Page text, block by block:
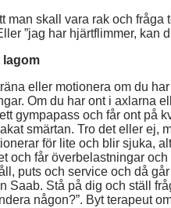
man skall vara rak och fråga
”jag har hjärtflimmer, kan
lagom
eller motionera om du
Om du har ont i axlarna
gympapass och får ont på
smärtan. Tro det eller ej,
för lite och blir sjuka,
och får överbelastningar
puts och service och då
Saab. Stå på dig och ställ
någon?”. Byt terapeut